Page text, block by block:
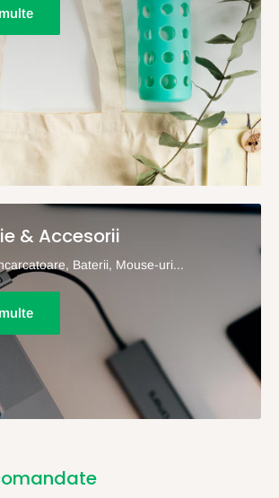
& Accesorii
Baterii, Mouse-uri...